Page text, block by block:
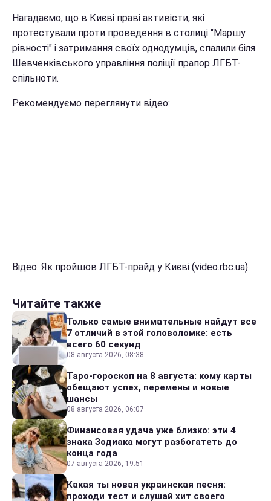
Нагадаємо, що в Києві праві активісти, які
протестували проти проведення в столиці "Маршу
рівності" і затримання своїх однодумців, спалили біля
Шевченківського управління поліції прапор ЛГБТ-
спільноти.
Рекомендуємо переглянути відео:
Відео: Як пройшов ЛГБТ-прайд у Києві (video.rbc.ua)
Читайте также
Только самые внимательные найдут все
7 отличий в этой головоломке: есть
всего 60 секунд
08 августа 2026, 08:38
Таро-гороскоп на 8 августа: кому карты
обещают успех, перемены и новые
шансы
08 августа 2026, 06:07
Финансовая удача уже близко: эти 4
знака Зодиака могут разбогатеть до
конца года
07 августа 2026, 19:51
Какая ты новая украинская песня:
проходи тест и слушай хит своего